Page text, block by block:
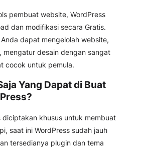
pembuat website, WordPress
dan modifikasi secara Gratis.
dapat mengelolah website,
mengatur desain dengan sangat
cocok untuk pemula.
Yang Dapat di Buat
diciptakan khusus untuk membuat
saat ini WordPress sudah jauh
tersedianya plugin dan tema